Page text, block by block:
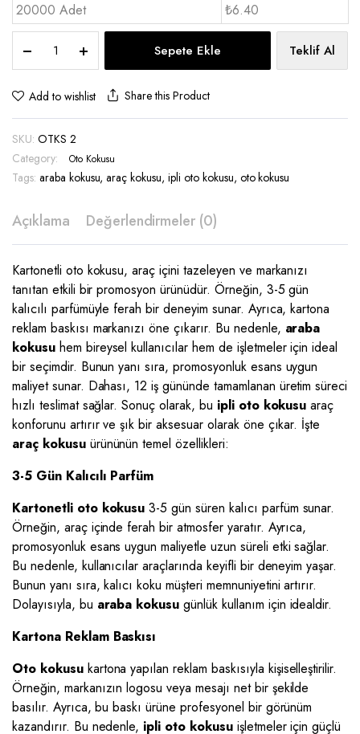
20000 Adet
₺6.40
Oto
Koku
Promosyonluk
OTKS
2
quantity
Sepete Ekle Teklif Al
Add to wishlist Share this Product
SKU: OTKS 2
Category:
Oto Kokusu
Tags: araba kokusu,araç kokusu,ipli oto kokusu, oto kokusu
Açıklama Değerlendirmeler (0)
Kartonetli oto kokusu, araç içini tazeleyen ve markanızı
tanıtan etkili bir promosyon ürünüdür. Örneğin, 3-5 gün
kalıcılı parfümüyle ferah bir deneyim sunar. Ayrıca, kartona
reklam baskısı markanızı öne çıkarır. Bu nedenle, araba
kokusuhem bireysel kullanıcılar hem de işletmeler için ideal
bir seçimdir. Bunun yanı sıra, promosyonluk esans uygun
maliyet sunar. Dahası, 12 iş gününde tamamlanan üretim süreci
hızlı teslimat sağlar. Sonuç olarak, bu ipli oto kokusu araç
konforunu artırır ve şık bir aksesuar olarak öne çıkar. İşte
araç kokusuürününün temel özellikleri:
3-5 Gün Kalıcılı Parfüm
Kartonetli oto kokusu 3-5 gün süren kalıcı parfüm sunar.
Örneğin, araç içinde ferah bir atmosfer yaratır. Ayrıca,
promosyonluk esans uygun maliyetle uzun süreli etki sağlar.
Bu nedenle, kullanıcılar araçlarında keyifli bir deneyim yaşar.
Bunun yanı sıra, kalıcı koku müşteri memnuniyetini artırır.
Dolayısıyla, bu araba kokusu günlük kullanım için idealdir.
Kartona Reklam Baskısı
Oto kokusukartona yapılan reklam baskısıyla kişiselleştirilir.
Örneğin, markanızın logosu veya mesajı net bir şekilde
basılır. Ayrıca, bu baskı ürüne profesyonel bir görünüm
kazandırır. Bu nedenle, ipli oto kokusuişletmeler için güçlü